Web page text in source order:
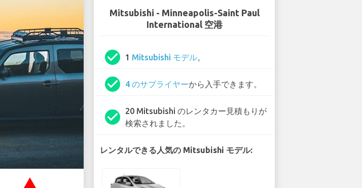
Mitsubishi - Minneapolis-Saint Paul
International 空港
check_circle 1 Mitsubishi モデル。
check_circle 4 のサプライヤーから入手できます。
check_circle
20 Mitsubishi のレンタカー見積もりが
検索されました。
レンタルできる人気の Mitsubishi モデル: